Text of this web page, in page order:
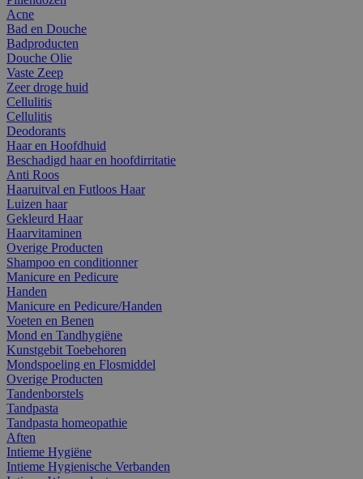
Acne
Bad en Douche
Badproducten
Douche Olie
Vaste Zeep
Zeer droge huid
Cellulitis
Cellulitis
Deodorants
Haar en Hoofdhuid
Beschadigd haar en hoofdirritatie
Anti Roos
Haaruitval en Futloos Haar
Luizen haar
Gekleurd Haar
Haarvitaminen
Overige Producten
Shampoo en conditionner
Manicure en Pedicure
Handen
Manicure en Pedicure/Handen
Voeten en Benen
Mond en Tandhygiëne
Kunstgebit Toebehoren
Mondspoeling en Flosmiddel
Overige Producten
Tandenborstels
Tandpasta
Tandpasta homeopathie
Aften
Intieme Hygiëne
Intieme Hygienische Verbanden